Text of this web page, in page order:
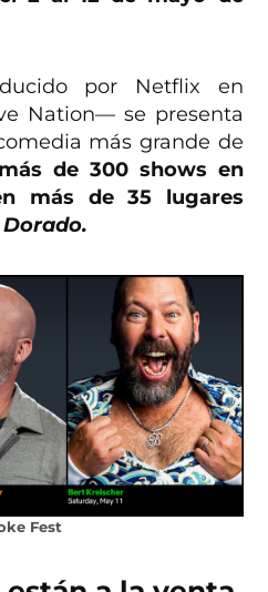
por Netflix en
Nation— se presenta
más grande de
más de 300 shows en
más de 35 lugares
Fest